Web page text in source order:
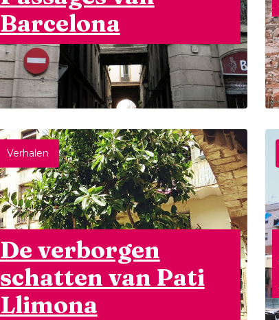
Barcelona
Verhalen
De verborgen
schatten van Pati
Llimona